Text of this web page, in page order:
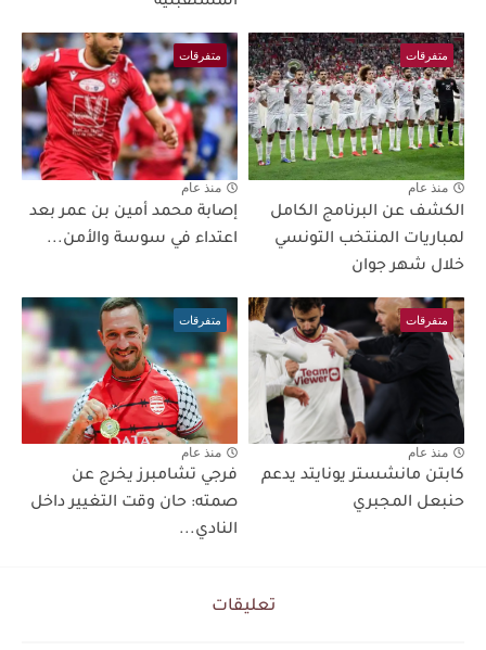
متفرقات
منذ عام
الكشف عن البرنامج الكامل
لمباريات المنتخب التونسي
خلال شهر جوان
متفرقات
منذ عام
إصابة محمد أمين بن عمر بعد
اعتداء في سوسة والأمن...
متفرقات
منذ عام
كابتن مانشستر يونايتد يدعم
حنبعل المجبري
متفرقات
منذ عام
فرجي تشامبرز يخرج عن
صمته: حان وقت التغيير داخل
النادي...
تعليقات